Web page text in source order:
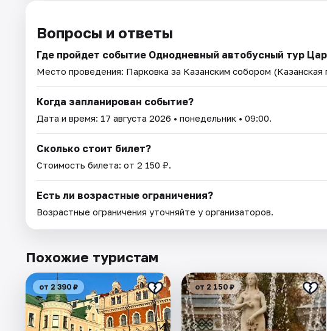
Вопросы и ответы
Где пройдет событие Однодневный автобусный тур
Место проведения: Парковка за Казанским собором (Казанская
Когда запланирован событие?
Дата и время: 17 августа 2026 • понедельник • 09:00.
Сколько стоит билет?
Стоимость билета: от 2 150 ₽.
Есть ли возрастные ограничения?
Возрастные ограничения уточняйте у организаторов.
Похожие туристам
от 2 390 ₽ от 2 150 ₽